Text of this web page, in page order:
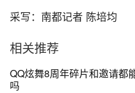
采写：南都记者 陈培均
相关推荐
QQ炫舞8周年碎片和邀请都
吗